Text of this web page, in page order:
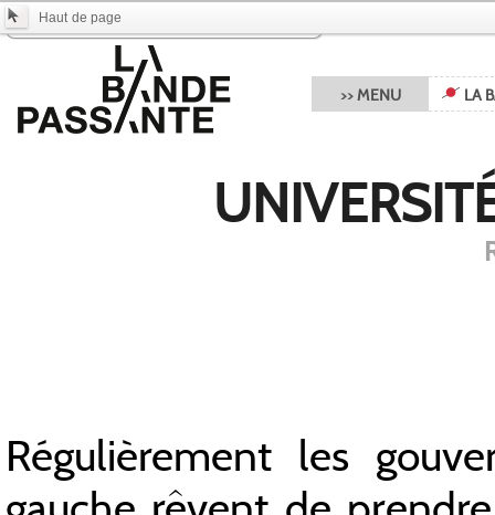
Haut de page
>> MENU LA
Régulièrement les
Total0.00
Frais de port inclus -